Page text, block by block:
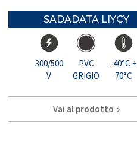
SADADATA LIYCY
300/500
V
PVC
GRIGIO
-40°C +
70°C
Vai al prodotto